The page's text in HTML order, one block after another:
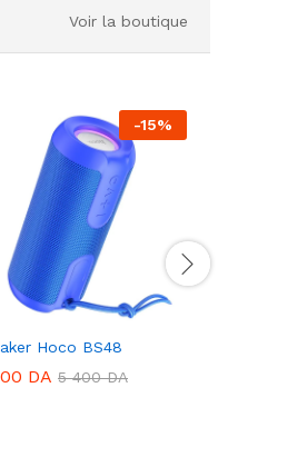
Voir la boutique
-15%
Hoco BS48
DA 5 400DA